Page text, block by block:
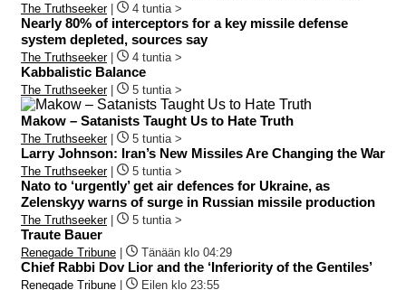
The Truthseeker| 4 tuntia >
Nearly 80% of interceptors for a key missile defense
system depleted, sources say
The Truthseeker| 4 tuntia >
Kabbalistic Balance
The Truthseeker| 5 tuntia >
Makow – Satanists Taught Us to Hate Truth
The Truthseeker| 5 tuntia >
Larry Johnson: Iran’s New Missiles Are Changing the War
The Truthseeker| 5 tuntia >
Nato to ‘urgently’ get air defences for Ukraine, as
Zelenskyy warns of surge in Russian missile production
The Truthseeker| 5 tuntia >
Traute Bauer
Renegade Tribune Tänään klo 04:29
Chief Rabbi Dov Lior and the ‘Inferiority of the Gentiles’
Renegade Tribune Eilen klo 23:55